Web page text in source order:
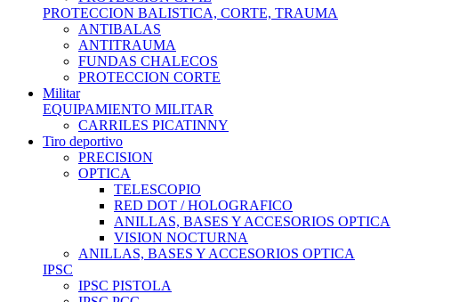
PROTECCION BALISTICA, CORTE, TRAUMA
ANTIBALAS
ANTITRAUMA
FUNDAS CHALECOS
PROTECCION CORTE
Militar
EQUIPAMIENTO MILITAR
CARRILES PICATINNY
Tiro deportivo
PRECISION
OPTICA
TELESCOPIO
RED DOT / HOLOGRAFICO
ANILLAS, BASES Y ACCESORIOS OPTICA
VISION NOCTURNA
ANILLAS, BASES Y ACCESORIOS OPTICA
IPSC
IPSC PISTOLA